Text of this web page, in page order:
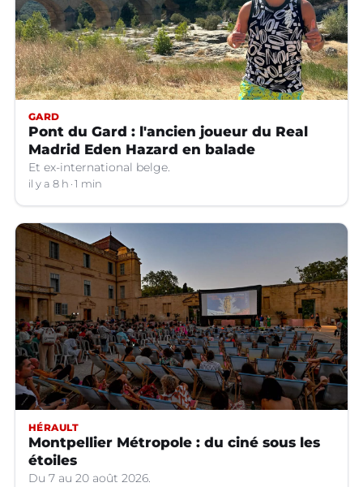
GARD
Pont du Gard : l'ancien joueur du Real
Madrid Eden Hazard en balade
Et ex-international belge.
il y a 8 h 1 min
HÉRAULT
Montpellier Métropole : du ciné sous les
étoiles
Du 7 au 20 août 2026.